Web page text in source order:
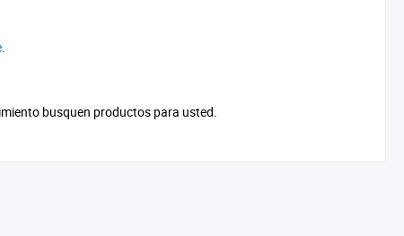
.
busquen productos para usted.